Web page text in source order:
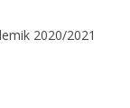
2020/2021